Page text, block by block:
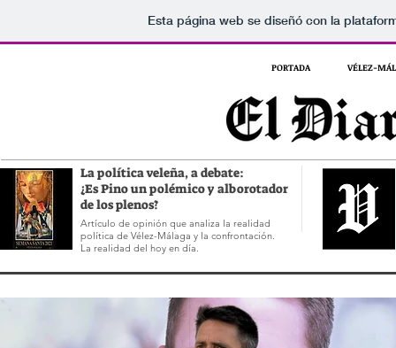
Esta página web se diseñó con la
PORTADA VÉLEZ-
La política veleña, a debate:
¿Es Pino un polémico y alborotador
de los plenos?
Artículo de opinión que analiza la realidad
política de Vélez-Málaga y la confrontación.
La realidad del hoy en día.